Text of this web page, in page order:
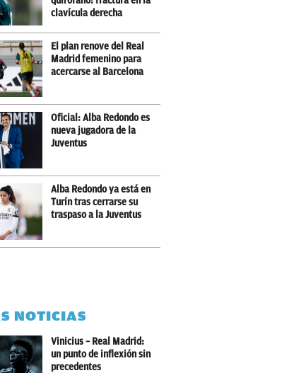
clavícula derecha
El plan renove del Real
Madrid femenino para
acercarse al Barcelona
Oficial: Alba Redondo es
nueva jugadora de la
Juventus
Alba Redondo ya está en
Turín tras cerrarse su
traspaso a la Juventus
NOTICIAS
Vinicius – Real Madrid:
un punto de inflexión sin
precedentes